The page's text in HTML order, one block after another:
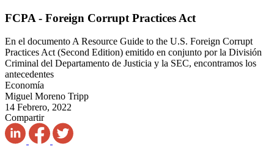
FCPA - Foreign Corrupt Practices Act
En el documento A Resource Guide to the U.S. Foreign Corrupt
Practices Act (Second Edition) emitido en conjunto por la División
Criminal del Departamento de Justicia y la SEC, encontramos los
antecedentes
Economía
Miguel Moreno Tripp
14 Febrero, 2022
Compartir